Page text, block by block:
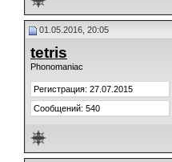
01.05.2016, 20:05
tetris
Phonomaniac
Регистрация: 27.07.2015
Сообщений: 540